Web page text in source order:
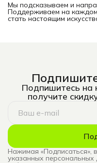
Мы подсказываем и
Поддерживаем на
стать настоящим
Подпишитесь на
получите
Нажимая «Подписаться»,
указанных персональных